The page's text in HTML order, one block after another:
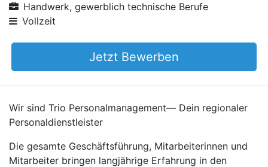
Handwerk, gewerblich technische Berufe
Vollzeit
Jetzt Bewerben
Wir sind Trio Personalmanagement— Dein regionaler
Personaldienstleister
Die gesamte Geschäftsführung, Mitarbeiterinnen und
Mitarbeiter bringen langjährige Erfahrung in den